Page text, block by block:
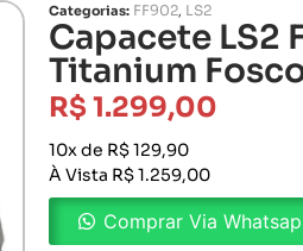
Categorias: FF902, LS2
Capacete LS2
Titanium
R$1.299,00
10x de R$ 129,90
À Vista R$ 1.259,00
Comprar Via